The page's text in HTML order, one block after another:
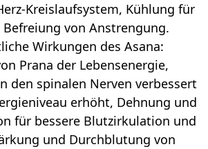
Kreislaufsystem, Kühlung für
Befreiung von Anstrengung.
Wirkungen des Asana:
Prana der Lebensenergie,
den spinalen Nerven verbessert
erhöht, Dehnung und
für bessere Blutzirkulation und
und Durchblutung von